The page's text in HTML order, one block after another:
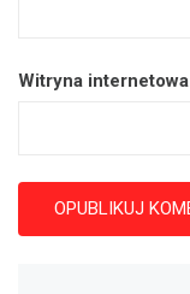
Witryna internetowa